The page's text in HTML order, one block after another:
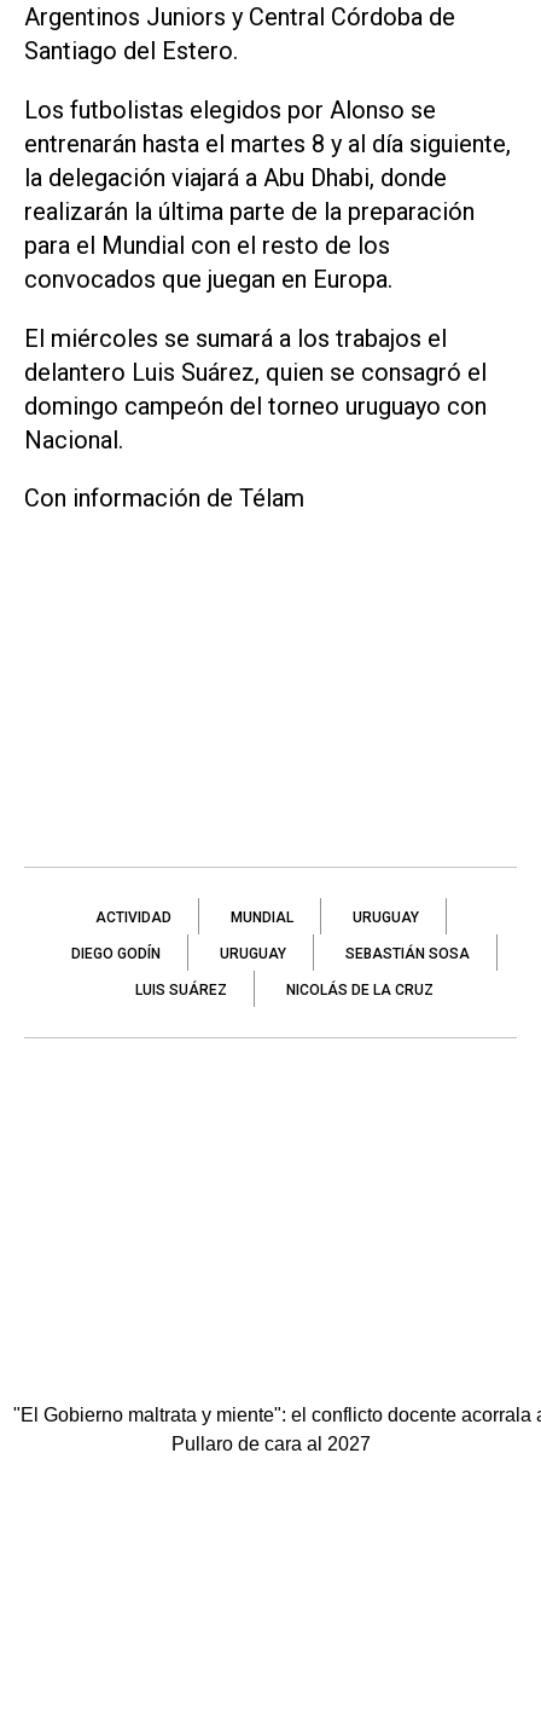
Argentinos Juniors y Central Córdoba de
Santiago del Estero.
Los futbolistas elegidos por Alonso se
entrenarán hasta el martes 8 y al día siguiente,
la delegación viajará a Abu Dhabi, donde
realizarán la última parte de la preparación
para el Mundial con el resto de los
convocados que juegan en Europa.
El miércoles se sumará a los trabajos el
delantero Luis Suárez, quien se consagró el
domingo campeón del torneo uruguayo con
Nacional.
Con información de Télam
ACTIVIDAD MUNDIAL URUGUAY
DIEGO GODÍN URUGUAY SEBASTIÁN SOSA
LUIS SUÁREZ NICOLÁS DE LA CRUZ